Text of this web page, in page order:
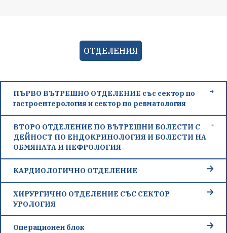
ОТДЕЛЕНИЯ
ПЪРВО ВЪТРЕШНО ОТДЕЛЕНИЕ със сектор по
гастроентерология и сектор по ревматология
ВТОРО ОТДЕЛЕНИЕ ПО ВЪТРЕШНИ БОЛЕСТИ С
ДЕЙНОСТ ПО ЕНДОКРИНОЛОГИЯ И БОЛЕСТИ НА
ОБМЯНАТА И НЕФРОЛОГИЯ
КАРДИОЛОГИЧНО ОТДЕЛЕНИЕ
ХИРУРГИЧНО ОТДЕЛЕНИЕ СЪС СЕКТОР
УРОЛОГИЯ
Операционен блок